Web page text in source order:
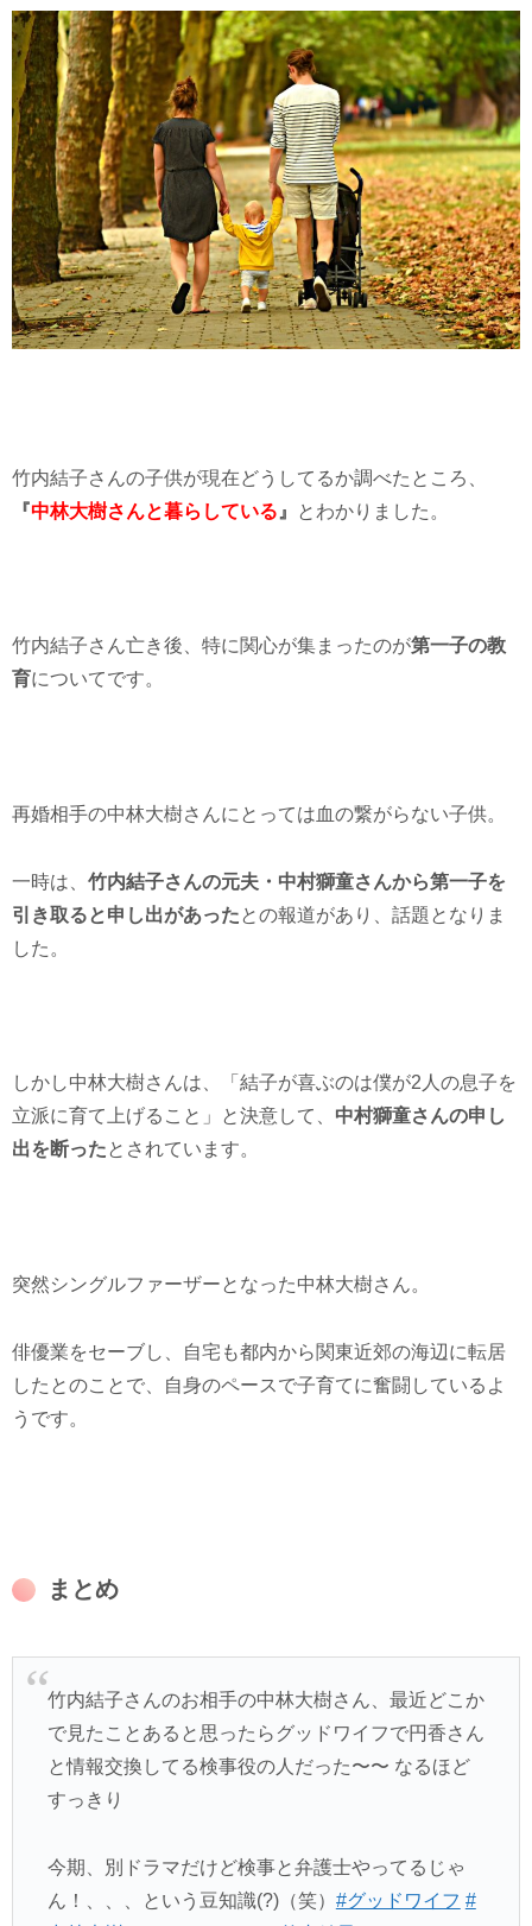
竹内結子さんの子供が現在どうしてるか調べたところ、
『中林大樹さんと暮らしている 』 とわかりました。
竹内結子さん亡き後、特に関心が集まったのが第一子の教
育についてです。
再婚相手の中林大樹さんにとっては血の繋がらない子供。
一時は、 竹内結子さんの元夫・中村獅童さんから第一子を
引き取ると申し出があったとの報道があり、話題となりま
した。
しかし中林大樹さんは、「結子が喜ぶのは僕が2人の息子を
立派に育て上げること」と決意して、 中村獅童さんの申し
出を断ったとされています。
突然シングルファーザーとなった中林大樹さん。
俳優業をセーブし、自宅も都内から関東近郊の海辺に転居
したとのことで、自身のペースで子育てに奮闘しているよ
うです。
まとめ
竹内結子さんのお相手の中林大樹さん、最近どこか
で見たことあると思ったらグッドワイフで円香さん
と情報交換してる検事役の人だった〜〜 なるほど
すっきり
今期、別ドラマだけど検事と弁護士やってるじゃ
ん！、、、という豆知識(?)（笑） #グッドワイフ #